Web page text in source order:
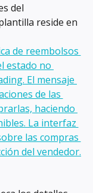
del
reside en